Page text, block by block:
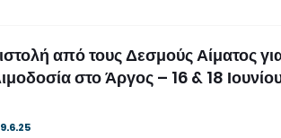
από τους Δεσμούς Αίματος
στο Άργος – 16 & 18